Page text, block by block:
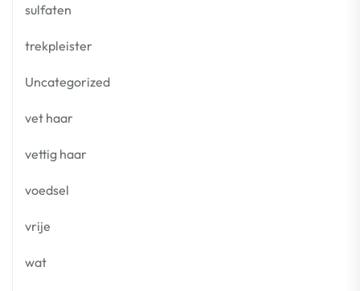
sulfaten
trekpleister
Uncategorized
vet haar
vettig haar
voedsel
vrije
wat